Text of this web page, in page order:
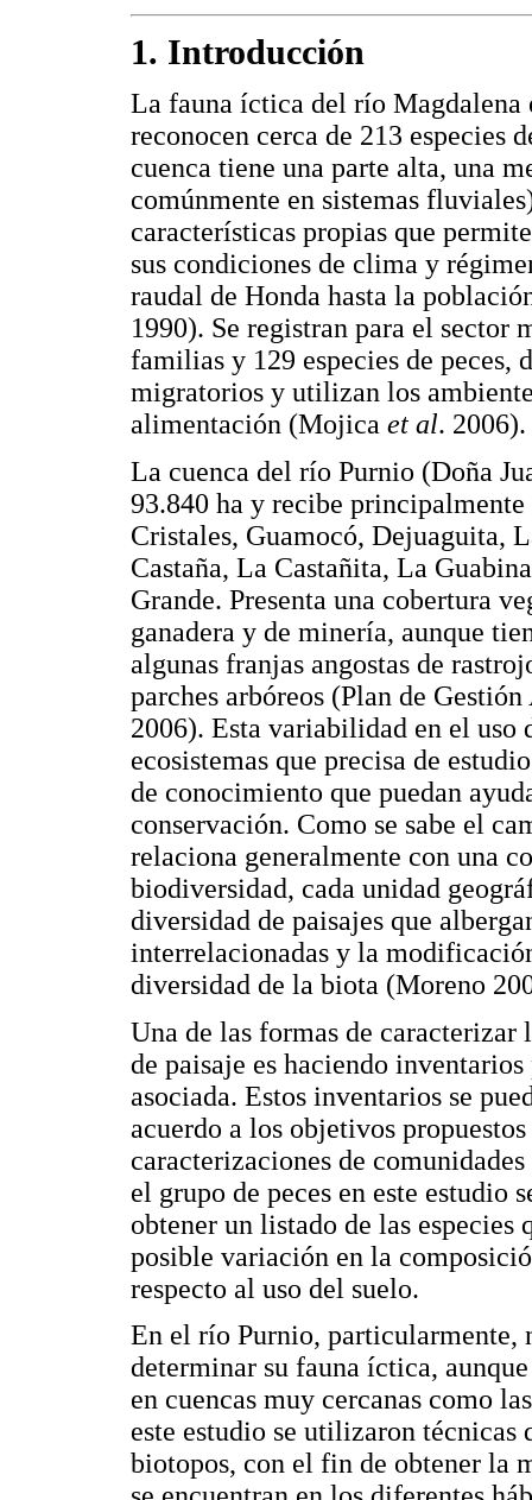
1. Introducción
La fauna íctica del río Magdalena
reconocen cerca de 213 especies
cuenca tiene una parte alta, una
comúnmente en sistemas
características propias que
sus condiciones de clima y
raudal de Honda hasta la
1990). Se registran para el sector
familias y 129 especies de peces,
migratorios y utilizan los
alimentación (Mojica et al. 2006).
La cuenca del río Purnio (Doña
93.840 ha y recibe principalmente
Cristales, Guamocó, Dejuaguita,
Castaña, La Castañita, La
Grande. Presenta una cobertura
ganadera y de minería, aunque
algunas franjas angostas de
parches arbóreos (Plan de
2006). Esta variabilidad en el uso
ecosistemas que precisa de
de conocimiento que puedan
conservación. Como se sabe el
relaciona generalmente con una
biodiversidad, cada unidad
diversidad de paisajes que
interrelacionadas y la
diversidad de la biota (Moreno
Una de las formas de
de paisaje es haciendo
asociada. Estos inventarios se
acuerdo a los objetivos
caracterizaciones de
el grupo de peces en este estudio
obtener un listado de las
posible variación en la
respecto al uso del suelo.
En el río Purnio, particularmente,
determinar su fauna íctica,
en cuencas muy cercanas como
este estudio se utilizaron
biotopos, con el fin de obtener la